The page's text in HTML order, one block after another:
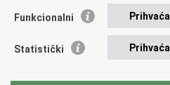
Policijska akademija
Zaklada policijske solidarnosti
Udruge
Funkcionalni
Statistički